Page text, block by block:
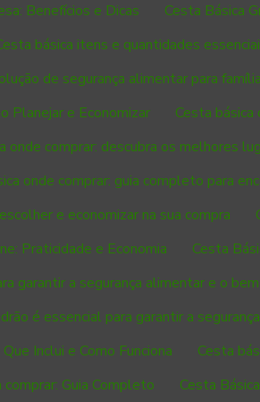
Benefícios e Dicas
Cesta Básica
básica itens e quantidades
de segurança alimentar para
Planejar e Economizar
Cesta
onde comprar: descubra os melhores
onde comprar: guia completo para
e economizar na sua compra
Praticidade e Economia
Cesta
garantir a segurança alimentar e o
é essencial para garantir a
Inclui e Como Funciona
Cesta
comprar: Guia Completo
Cesta